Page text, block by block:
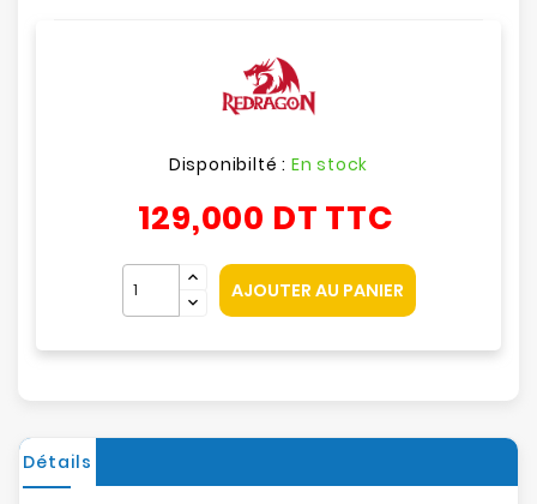
Disponibilté : En stock
129,000 DT TTC
AJOUTER AU PANIER
Détails